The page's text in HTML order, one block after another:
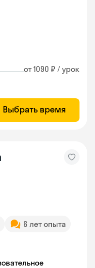
от 1090 ₽ / урок
Выбрать время
6 лет опыта